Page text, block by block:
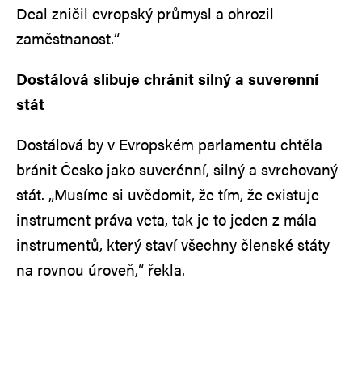
Deal zničil evropský průmysl a ohrozil
zaměstnanost.“
Dostálová slibuje chránit silný a suverenní
stát
Dostálová by v Evropském parlamentu chtěla
bránit Česko jako suverénní, silný a svrchovaný
stát. „Musíme si uvědomit, že tím, že existuje
instrument práva veta, tak je to jeden z mála
instrumentů, který staví všechny členské státy
na rovnou úroveň,“ řekla.